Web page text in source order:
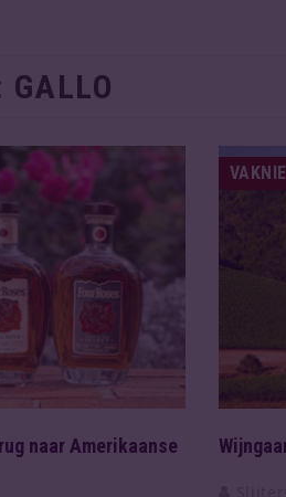
GALLO
naar Amerikaanse